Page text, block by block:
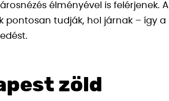
élményével is felérjenek. A
pontosan tudják, hol járnak – így a
zöld